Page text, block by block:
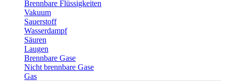
Brennbare Flüssigkeiten
Vakuum
Sauerstoff
Wasserdampf
Säuren
Laugen
Brennbare Gase
Nicht brennbare Gase
Gas